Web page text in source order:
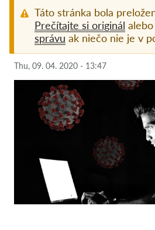
Exercise your
Pordporte nás!
Členstvo
Príspevky
Sponzorstvo
Daňová
Prihlásenie
O nás
Táto stránka bola
Prečítajte si originál alebo
správu ak niečo nie je v
Thu, 09. 04. 2020 - 13:47